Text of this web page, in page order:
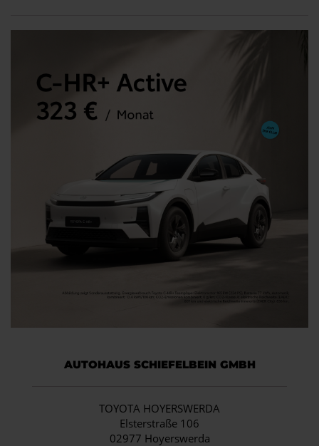
AUTOHAUS SCHIEFELBEIN GMBH
TOYOTA HOYERSWERDA
Elsterstraße 106
02977 Hoyerswerda